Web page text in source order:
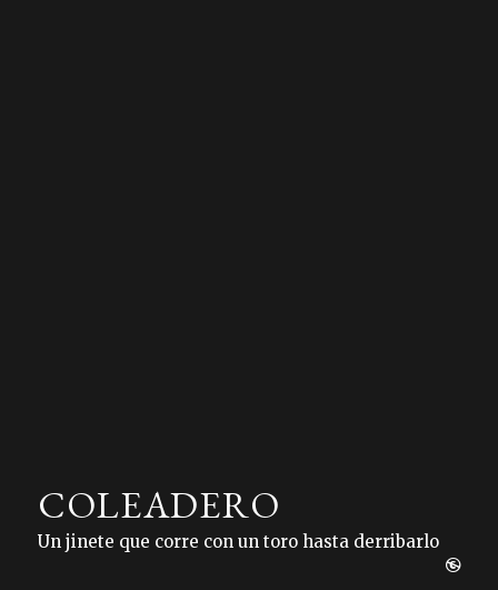
COLEADERO
Un jinete que corre con un toro hasta derribarlo